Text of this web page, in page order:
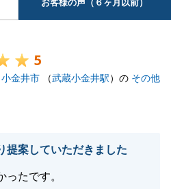
お客様の声（６ヶ月以前）
5
小金井市 （武蔵小金井駅）の その他
提案していただきました
たです。